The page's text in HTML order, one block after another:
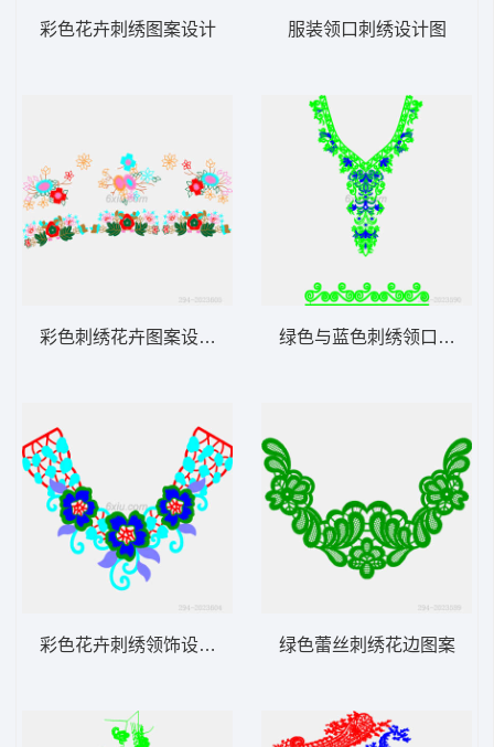
彩色花卉刺绣图案设计
彩色刺绣花卉图案设计图
彩色花卉刺绣领饰设计图
服装领口刺绣设计图
绿色与蓝色刺绣领口图案
绿色蕾丝刺绣花边图案